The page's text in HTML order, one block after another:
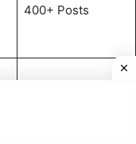
400+ Posts